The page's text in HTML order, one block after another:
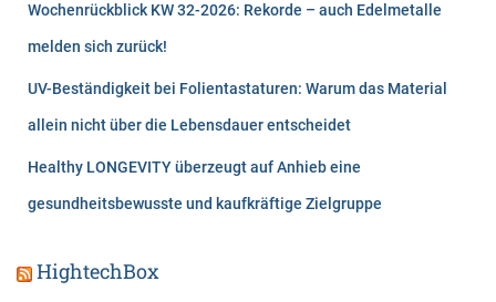
Wochenrückblick KW 32-2026: Rekorde – auch Edelmetalle
melden sich zurück!
UV-Beständigkeit bei Folientastaturen: Warum das Material
allein nicht über die Lebensdauer entscheidet
Healthy LONGEVITY überzeugt auf Anhieb eine
gesundheitsbewusste und kaufkräftige Zielgruppe
HightechBox